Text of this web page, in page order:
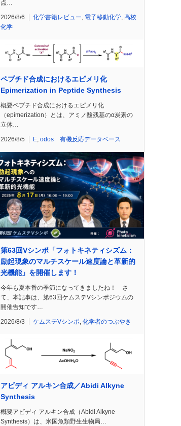
点…
2026/8/6 化学書籍レビュー 電子移動化学 高校
化学
ペプチド合成におけるエピメリ化
Epimerization in Peptide Synthesis
概要ペプチド合成におけるエピメリ化
（epimerization）とは、アミノ酸残基のα炭素の
立体…
2026/8/5 E odos 有機反応データベース
第63回Vシンポ「フォトキネティシズム：
励起現象のマルチスケール速度論と革新的
光機能」を開催します！
今年も夏本番の季節になってきましたね！ さ
て、本記事は、第63回ケムステVシンポジウムの
開催告知です…
2026/8/3 ケムステVシンポ, 化学者のつぶやき
アビディ アルキン合成／Abidi Alkyne
Synthesis
概要アビディ アルキン合成（Abidi Alkyne
Synthesis）は、米国魚類野生生物局…